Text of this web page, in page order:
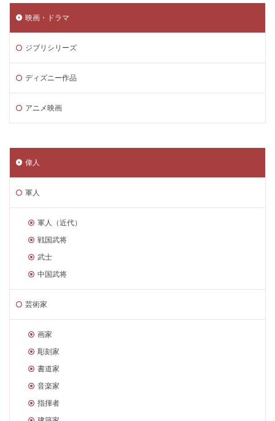
映画・ドラマ
ジブリシリーズ
ディズニー作品
アニメ映画
偉人
軍人
軍人（近代）
戦国武将
武士
中国武将
芸術家
画家
彫刻家
書道家
音楽家
指揮者